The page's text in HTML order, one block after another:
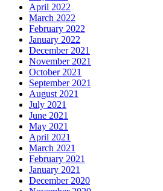
April 2022
March 2022
February 2022
January 2022
December 2021
November 2021
October 2021
September 2021
August 2021
July 2021
June 2021
May 2021
April 2021
March 2021
February 2021
January 2021
December 2020